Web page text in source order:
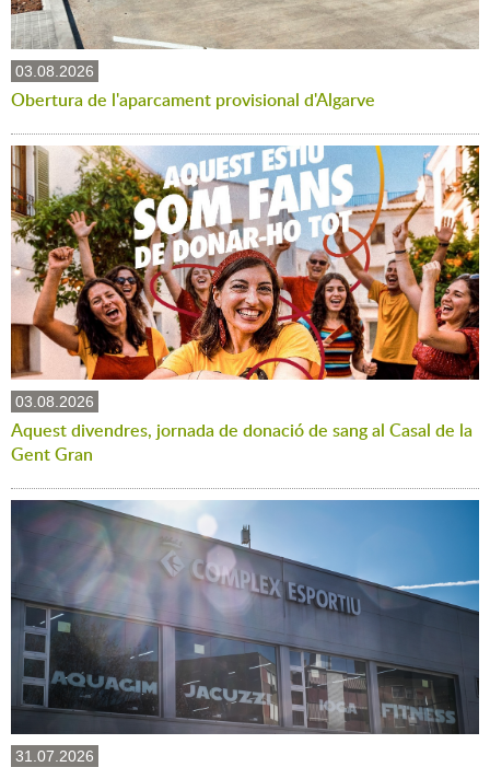
03.08.2026
Obertura de l'aparcament provisional d'Algarve
03.08.2026
Aquest divendres, jornada de donació de sang al Casal de la
Gent Gran
31.07.2026